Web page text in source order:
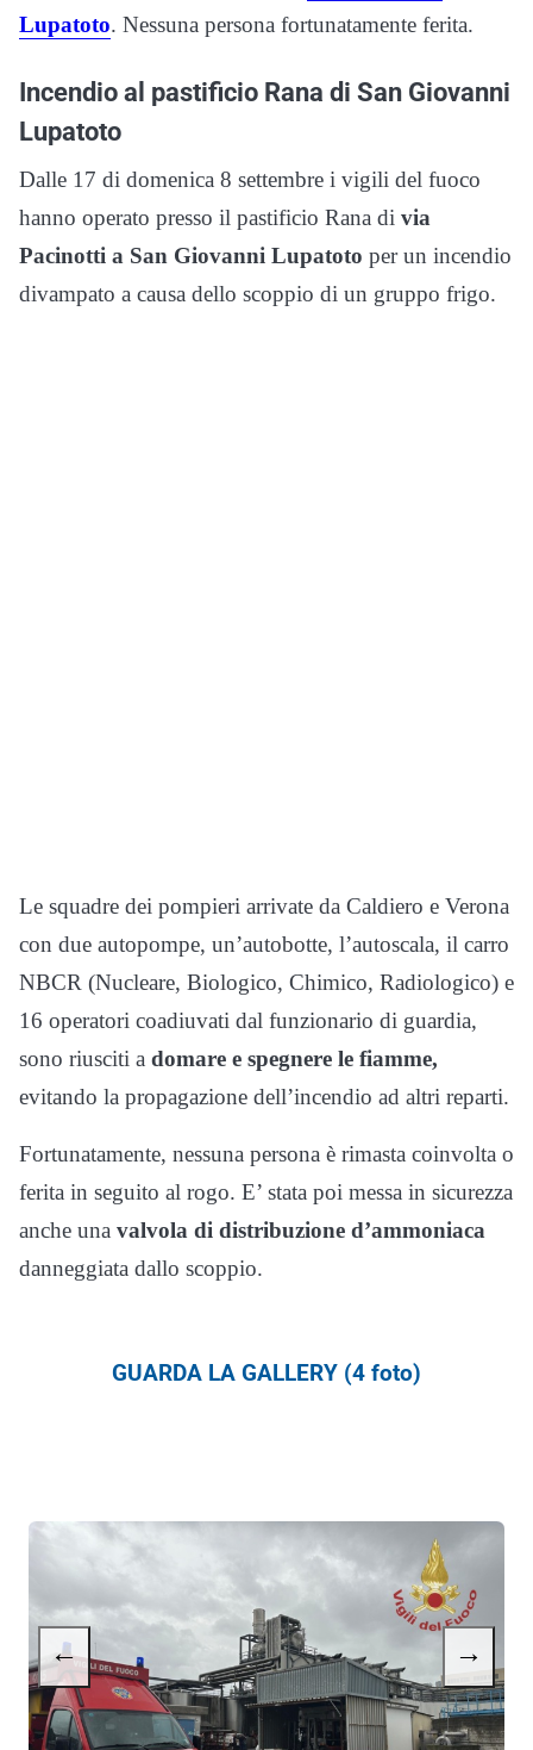
Lupatoto. Nessuna persona fortunatamente ferita.
Incendio al pastificio Rana di San Giovanni
Lupatoto
Dalle 17 di domenica 8 settembre i vigili del fuoco
hanno operato presso il pastificio Rana di via
Pacinotti a San Giovanni Lupatoto per un incendio
divampato a causa dello scoppio di un gruppo frigo.
Le squadre dei pompieri arrivate da Caldiero e Verona
con due autopompe, un’autobotte, l’autoscala, il carro
NBCR (Nucleare, Biologico, Chimico, Radiologico) e
16 operatori coadiuvati dal funzionario di guardia,
sono riusciti a domare e spegnere le fiamme,
evitando la propagazione dell’incendio ad altri reparti.
Fortunatamente, nessuna persona è rimasta coinvolta o
ferita in seguito al rogo. E’ stata poi messa in sicurezza
anche una valvola di distribuzione d’ammoniaca
danneggiata dallo scoppio.
GUARDA LA GALLERY (4 foto)
← →